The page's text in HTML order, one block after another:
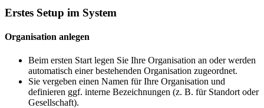
Erstes Setup im System
Organisation anlegen
Beim ersten Start legen Sie Ihre Organisation an oder werden
automatisch einer bestehenden Organisation zugeordnet.
Sie vergeben einen Namen für Ihre Organisation und
definieren ggf. interne Bezeichnungen (z. B. für Standort oder
Gesellschaft).